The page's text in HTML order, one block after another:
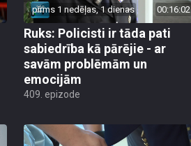
pirms 1 nedēļas, 1 dienas 00:16:02
Ruks: Policisti ir tāda pati
sabiedrība kā pārējie - ar
savām problēmām un
emocijām
409. epizode